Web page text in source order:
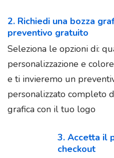
2. Richiedi una bozza
preventivo gratuito
Seleziona le opzioni di:
personalizzazione e
e ti invieremo un
personalizzato completo
grafica con il tuo logo
3. Accetta il
checkout